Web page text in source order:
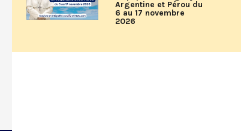
Argentine et Pérou du
6 au 17 novembre
2026